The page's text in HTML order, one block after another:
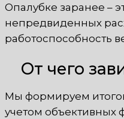
Опалубке заранее –
непредвиденных
работоспособность
От чего
Мы формируем
учетом объективных